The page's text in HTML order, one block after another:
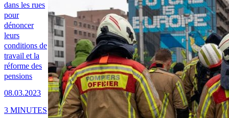
dans les rues
pour
dénoncer
leurs
conditions de
travail et la
réforme des
pensions
08.03.2023
3 MINUTES